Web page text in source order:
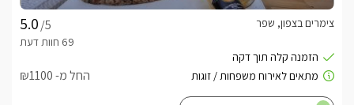
/5
צימרים בצפון, שפר
החל מ- ₪1100